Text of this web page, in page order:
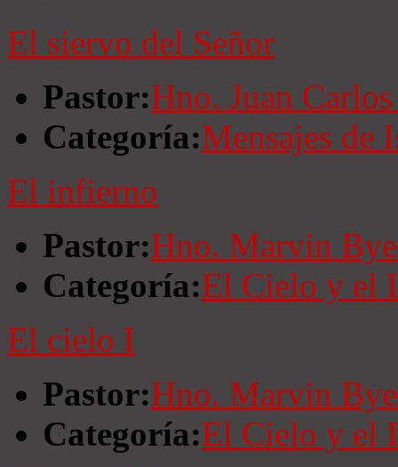
El siervo del Señor
Pastor:Hno. Juan
Categoría:Mensajes de
El infierno
Pastor:Hno. Marvin
Categoría:El Cielo y el
El cielo I
Pastor:Hno. Marvin
Categoría:El Cielo y el